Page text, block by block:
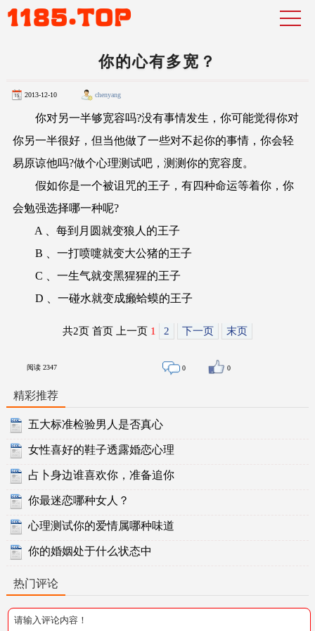
你的心有多宽？
2013-12-10 chenyang
你对另一半够宽容吗?没有事情发生，你可能觉得你对
你另一半很好，但当他做了一些对不起你的事情，你会轻
易原谅他吗?做个心理测试吧，测测你的宽容度。
假如你是一个被诅咒的王子，有四种命运等着你，你
会勉强选择哪一种呢?
A 、每到月圆就变狼人的王子
B 、一打喷嚏就变大公猪的王子
C 、一生气就变黑猩猩的王子
D 、一碰水就变成癞蛤蟆的王子
共2页 首页 上一页 1 2 下一页 末页
阅读 2347 0 0
精彩推荐
五大标准检验男人是否真心
女性喜好的鞋子透露婚恋心理
占卜身边谁喜欢你，准备追你
你最迷恋哪种女人？
心理测试你的爱情属哪种味道
你的婚姻处于什么状态中
热门评论